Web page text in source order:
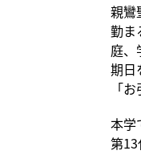
親鸞
勤ま
庭、
期日
「
本学
第13